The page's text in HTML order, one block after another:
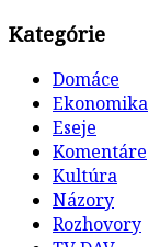
Kategórie
Domáce
Ekonomika
Eseje
Komentáre
Kultúra
Názory
Rozhovory